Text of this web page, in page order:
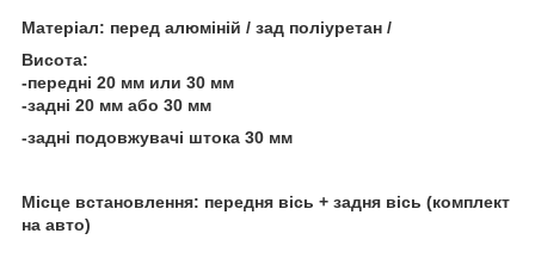
Матеріал: перед алюміній / зад поліуретан /
Висота:
-передні 20 мм или 30 мм
-задні 20 мм або 30 мм
-задні подовжувачі штока 30 мм
Місце встановлення: передня вісь + задня вісь (комплект
на авто)